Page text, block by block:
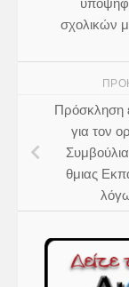
σχολικών
Πρόσκληση
για τον
θμιας